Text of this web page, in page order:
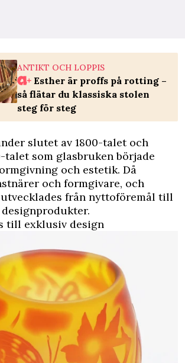
ANTIKT OCH LOPPIS
Esther är proffs på rotting –
så flätar du klassiska stolen
steg för steg
slutet av 1800-talet och
talet som glasbruken började
och estetik. Då
och formgivare, och
från nyttoföremål till
till exklusiv design